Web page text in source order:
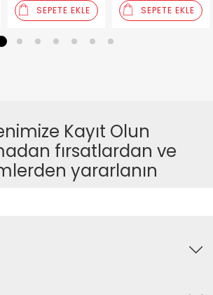
SEPETE EKLE SEPETE EKLE
2 3 4 5 6 7
Kayıt Olun
fırsatlardan ve
yararlanın